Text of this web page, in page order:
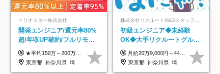
イリオスター株式会社
開発エンジニア/還元率80%
超/年収UP確約/フルリモ
OK/年休130日/平均残業7h/
約2万件の案件から選択
★平均150万～200万円年収UPを実現！ ★前職給与を100％保証！ ★案件内容の開示・明確な評価体制あり ⇒クライアント評価で即昇給を実現したケースも◎ ★年12回（毎月昇給チャンスあり） ■月給35万円～103万円 ※経験・能力・前職給与を考慮し、決定 ※上記給与には月30時間分(6万6500円以上)の固定残業代が含まれます。超過分は手当として別途支給します ※試用期間3ヶ月あり(期間中の給与・待遇面に差異はありません) ▼収入アップの実例をご紹介 ───────────── ★働き方改革をした30代男性（PG） 子どもが生まれたばかりなのに、忙しい現場で残業も月50～60時間が当たり前。 ⇒残業ほぼゼロ＆週3リモートの働き方に！しかも給与もアップ！ ★収入アップした30代男性（PM） 子供が3人いて家計も苦しく、残業代で稼ぐ日々… ⇒残業をたくさんしていた年収額より、100万円以上アップしました！
東京都_神奈川県_埼玉県_千葉県_大阪府_愛知県_北海道_青森県_岩手県_宮城県_秋田県_山形県_福島県_茨城県_栃木県_群馬県_新潟県_山梨県_長野県_富山県_石川県_福井県_静岡県_岐阜県_三重県_兵庫県_京都府_滋賀県_奈良県_和歌山県_広島県_岡山県_鳥取県_島根県_山口県_徳島県_香川県_愛媛県_高知県_福岡県_熊本県_佐賀県_長崎県_大分県_宮崎県_鹿児島県_沖縄県
初級エンジニア◆未経験
OK◆大手リクルートグルー
プ正社員◆独自の教育体制
◆住宅手当制度あり/s
月給20万9,000円～44万円 ※試用期間6カ月あり（期間中の待遇に変更なし） ※経験・能力・前給を考慮の上、決定いたします ※時間外手当100％支給 ※派遣就業先が変更となる場合には、就業規則、労使協定等に基づき賃金が変更となる可能性があります
東京都_神奈川県_埼玉県_千葉県_大阪府_愛知県_青森県_岩手県_宮城県_秋田県_山形県_福島県_茨城県_栃木県_群馬県_山梨県_長野県_福井県_静岡県_岐阜県_三重県_兵庫県_京都府_滋賀県_奈良県_広島県_岡山県_山口県_香川県_福岡県_熊本県_佐賀県_長崎県_大分県_宮崎県_鹿児島県